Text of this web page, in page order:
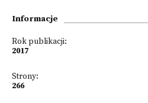
Informacje
Rok publikacji:
2017
Strony:
266